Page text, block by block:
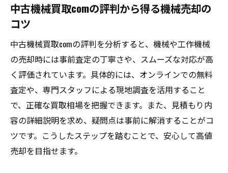
中古機械買取comの評判から得る機械売却の
コツ
中古機械買取comの評判を分析すると、機械や工作機械
の売却時には事前査定の丁寧さや、スムーズな対応が高
く評価されています。具体的には、オンラインでの無料
査定や、専門スタッフによる現地調査を活用すること
で、正確な買取相場を把握できます。また、見積もり内
容の詳細説明を求め、疑問点は事前に解消することがコ
ツです。こうしたステップを踏むことで、安心して高値
売却を目指せます。